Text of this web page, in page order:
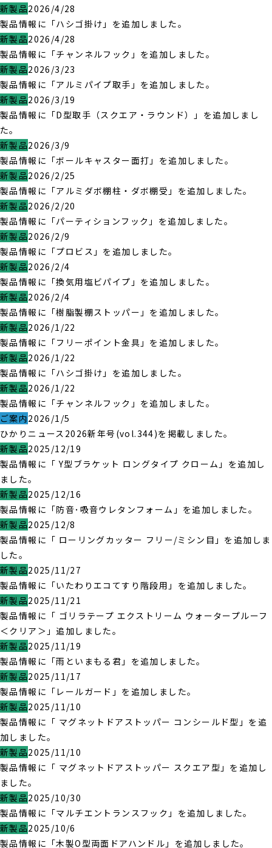
新製品2026/4/28
製品情報に「ハシゴ掛け」を追加しました。
新製品2026/4/28
製品情報に「チャンネルフック」を追加しました。
新製品2026/3/23
製品情報に「アルミパイプ取手」を追加しました。
新製品2026/3/19
製品情報に「D型取手（スクエア・ラウンド）」を追加しまし
た。
新製品2026/3/9
製品情報に「ボールキャスター面打」を追加しました。
新製品2026/2/25
製品情報に「アルミダボ棚柱・ダボ棚受」を追加しました。
新製品2026/2/20
製品情報に「パーティションフック」を追加しました。
新製品2026/2/9
製品情報に「プロビス」を追加しました。
新製品2026/2/4
製品情報に「換気用塩ビパイプ」を追加しました。
新製品2026/2/4
製品情報に「樹脂製棚ストッパー」を追加しました。
新製品2026/1/22
製品情報に「フリーポイント金具」を追加しました。
新製品2026/1/22
製品情報に「ハシゴ掛け」を追加しました。
新製品2026/1/22
製品情報に「チャンネルフック」を追加しました。
ご案内2026/1/5
ひかりニュース2026新年号(vol.344)を掲載しました。
新製品2025/12/19
製品情報に「 Y型ブラケット ロングタイプ クローム」を追加し
ました。
新製品2025/12/16
製品情報に「防音･吸音ウレタンフォーム」を追加しました。
新製品2025/12/8
製品情報に「 ローリングカッター フリー/ミシン目」を追加しま
した。
新製品2025/11/27
製品情報に「いたわりエコてすり階段用」を追加しました。
新製品2025/11/21
製品情報に「 ゴリラテープ エクストリーム ウォータープルーフ
＜クリア＞」追加しました。
新製品2025/11/19
製品情報に「雨といまもる君」を追加しました。
新製品2025/11/17
製品情報に「レールガード」を追加しました。
新製品2025/11/10
製品情報に「 マグネットドアストッパー コンシールド型」を追
加しました。
新製品2025/11/10
製品情報に「 マグネットドアストッパー スクエア型」を追加し
ました。
新製品2025/10/30
製品情報に「マルチエントランスフック」を追加しました。
新製品2025/10/6
製品情報に「木製O型両面ドアハンドル」を追加しました。